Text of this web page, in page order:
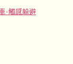
-觸感躲避